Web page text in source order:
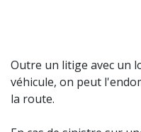
Outre un litige avec un
véhicule, on peut
la route.